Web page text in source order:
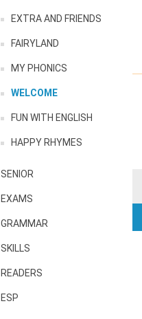
EXTRA AND FRIENDS
FAIRYLAND
MY PHONICS
WELCOME
FUN WITH ENGLISH
HAPPY RHYMES
SENIOR
EXAMS
GRAMMAR
SKILLS
READERS
ESP